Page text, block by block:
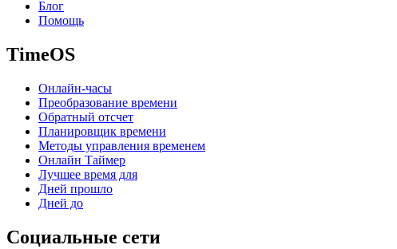
Блог
Помощь
TimeOS
Онлайн-часы
Преобразование времени
Обратный отсчет
Планировщик времени
Методы управления временем
Онлайн Таймер
Лучшее время для
Дней прошло
Дней до
Социальные сети